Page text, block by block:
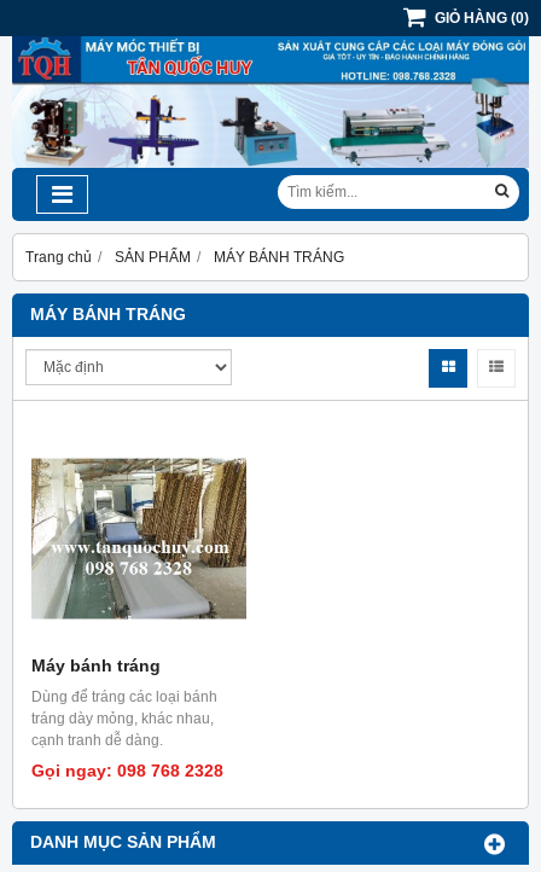
GIỎ HÀNG (0)
Trang chủ SẢN PHẨM MÁY BÁNH TRÁNG
DANH MỤC SẢN PHẨM
MÁY BÁNH TRÁNG
Máy bánh tráng
Dùng để tráng các loại bánh
tráng dày mỏng, khác nhau,
cạnh tranh dễ dàng.
Gọi ngay: 098 768 2328